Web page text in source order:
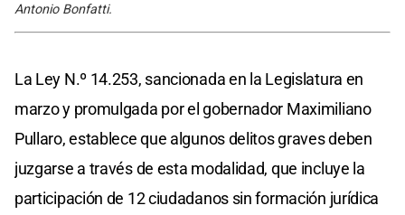
Antonio Bonfatti.
La Ley N.º 14.253, sancionada en la Legislatura en
marzo y promulgada por el gobernador Maximiliano
Pullaro, establece que algunos delitos graves deben
juzgarse a través de esta modalidad, que incluye la
participación de 12 ciudadanos sin formación jurídica